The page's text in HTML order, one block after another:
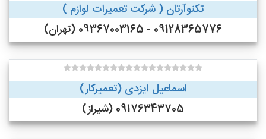
تکنوآرتان ( شرکت تعمیرات لوازم )
09128365776 - 09367003165 (تهران)
اسماعیل ایزدی (تعمیرکار)
09176343705 (شیراز)